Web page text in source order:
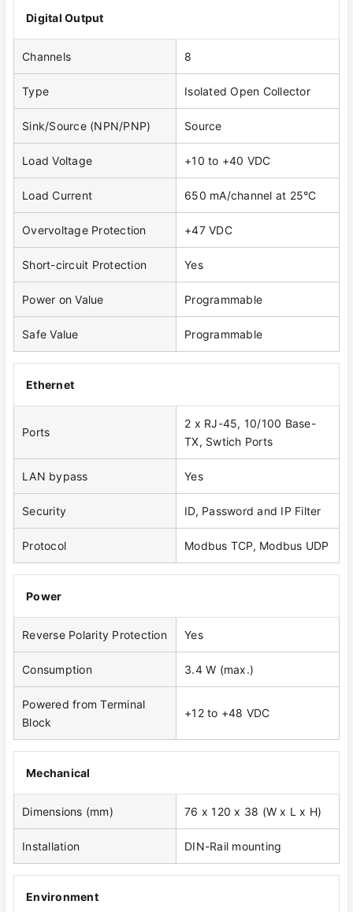
Digital Output
Channels 8
Type Isolated Open Collector
Sink/Source (NPN/PNP) Source
Load Voltage +10 to +40 VDC
Load Current 650 mA/channel at 25°C
Overvoltage Protection +47 VDC
Short-circuit Protection Yes
Power on Value Programmable
Safe Value Programmable
Ethernet
Ports
2 x RJ-45, 10/100 Base-
TX, Swtich Ports
LAN bypass Yes
Security ID, Password and IP Filter
Protocol Modbus TCP, Modbus UDP
Power
Reverse Polarity Protection Yes
Consumption 3.4 W (max.)
Powered from Terminal
Block
+12 to +48 VDC
Mechanical
Dimensions (mm) 76 x 120 x 38 (W x L x H)
Installation DIN-Rail mounting
Environment